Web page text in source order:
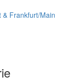
& Frankfurt/Main